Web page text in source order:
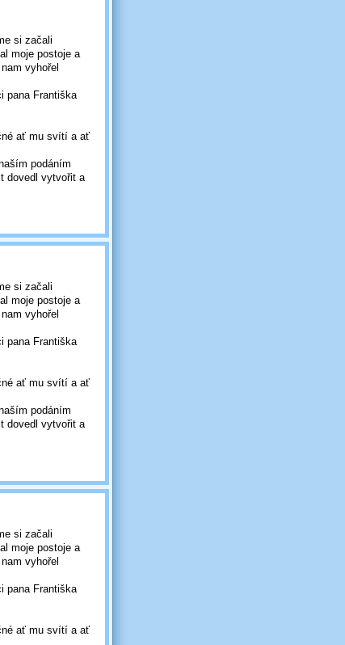
si začali
moje postoje a
vyhořel
pana Františka
ať mu svítí a ať
podáním
dovedl vytvořit a
si začali
moje postoje a
vyhořel
pana Františka
ať mu svítí a ať
podáním
dovedl vytvořit a
si začali
moje postoje a
vyhořel
pana Františka
ať mu svítí a ať